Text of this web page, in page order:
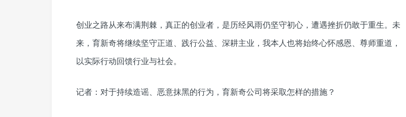
创业之路从来布满荆棘，真正的创业者，是历经风雨仍坚守初心，遭遇挫折仍敢于重生。未
来，育新奇将继续坚守正道、践行公益、深耕主业，我本人也将始终心怀感恩、尊师重道，
以实际行动回馈行业与社会。
记者：对于持续造谣、恶意抹黑的行为，育新奇公司将采取怎样的措施？